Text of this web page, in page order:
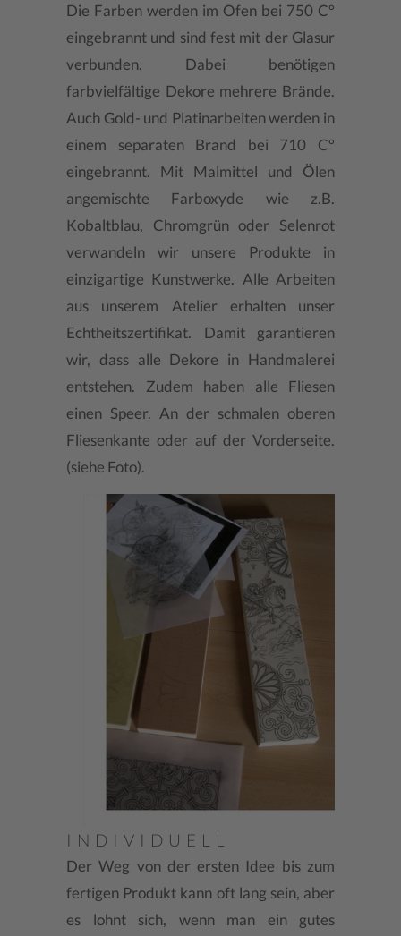
Die Farben werden im Ofen bei 750 C°
eingebrannt und sind fest mit der Glasur
verbunden. Dabei benötigen
farbvielfältige Dekore mehrere Brände.
Auch Gold- und Platinarbeiten werden in
einem separaten Brand bei 710 C°
eingebrannt. Mit Malmittel und Ölen
angemischte Farboxyde wie z.B.
Kobaltblau, Chromgrün oder Selenrot
verwandeln wir unsere Produkte in
einzigartige Kunstwerke. Alle Arbeiten
aus unserem Atelier erhalten unser
Echtheitszertifikat. Damit garantieren
wir, dass alle Dekore in Handmalerei
entstehen. Zudem haben alle Fliesen
einen Speer. An der schmalen oberen
Fliesenkante oder auf der Vorderseite.
(siehe Foto).
INDIVIDUELL
Der Weg von der ersten Idee bis zum
fertigen Produkt kann oft lang sein, aber
es lohnt sich, wenn man ein gutes